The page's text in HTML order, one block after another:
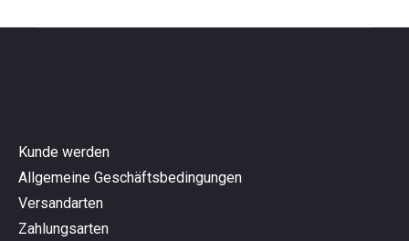
Kunde werden
Allgemeine Geschäftsbedingungen
Versandarten
Zahlungsarten